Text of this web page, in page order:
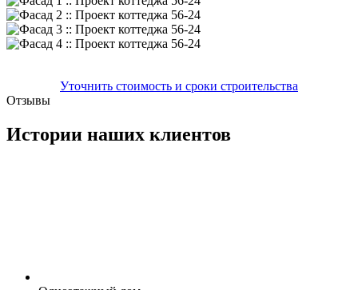
Уточнить стоимость и сроки строительства
Отзывы
Истории наших клиентов